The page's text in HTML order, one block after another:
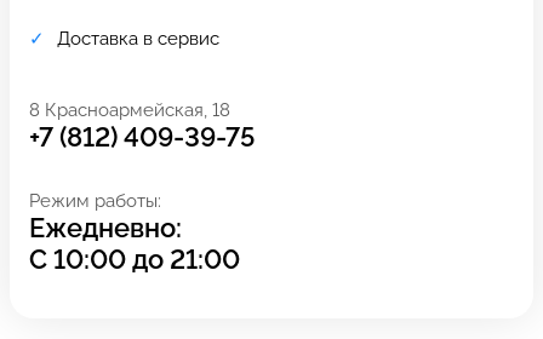
Доставка в сервис
8 Красноармейская, 18
+7 (812) 409-39-75
Режим работы:
Ежедневно:
С10:00до 21:00
Задать вопрос
Оставьте свой